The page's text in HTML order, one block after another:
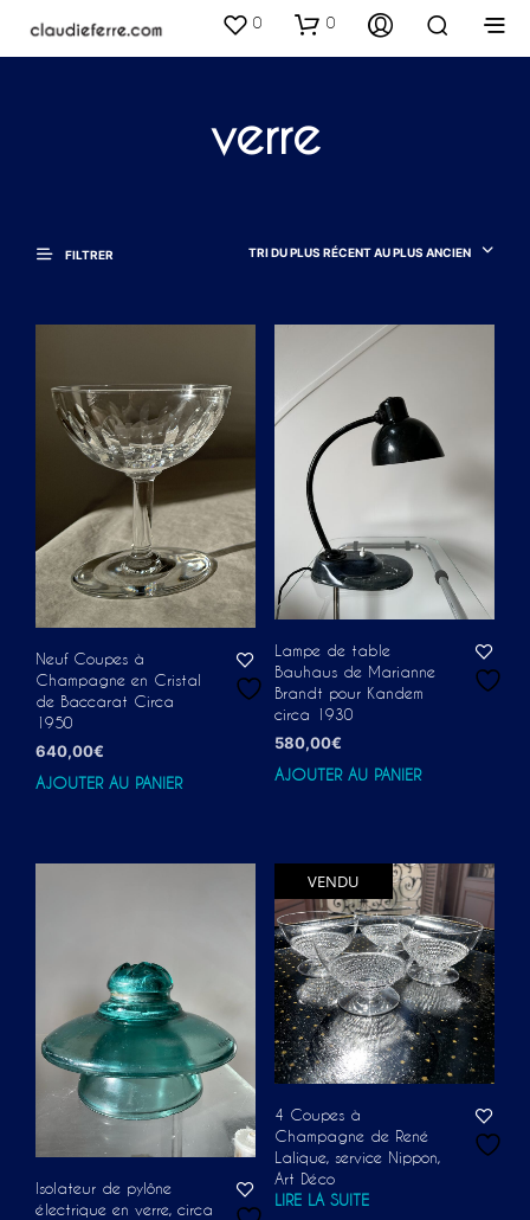
0 0
verre
FILTRER TRI DU PLUS RÉCENT AU PLUS ANCIEN
Neuf Coupes à
Champagne en Cristal
de Baccarat Circa
1950
640,00€
AJOUTER AU PANIER
Lampe de table
Bauhaus de Marianne
Brandt pour Kandem
circa 1930
580,00€
AJOUTER AU PANIER
Isolateur de pylône
électrique en verre, circa
VENDU
4 Coupes à
Champagne de René
Lalique, service Nippon,
Art Déco
LIRE LA SUITE